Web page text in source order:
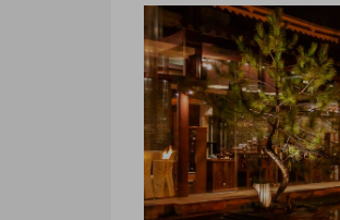
Banyan Tree
Banyan Tree Lijiang,